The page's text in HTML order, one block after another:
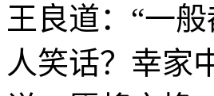
王良道：“一
人笑话？幸家